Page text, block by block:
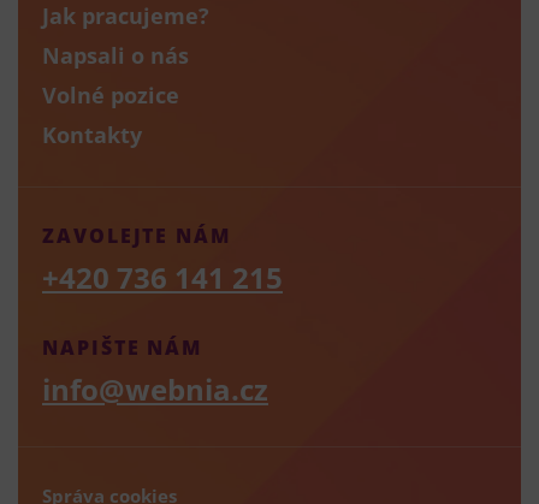
Jak pracujeme?
Napsali o nás
Volné pozice
Kontakty
NAPIŠTE NÁM
info@webnia.cz
ZAVOLEJTE NÁM
+420 736 141 215
Správa cookies